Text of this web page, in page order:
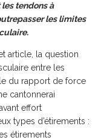
tendons à
les limites
article, la question
entre les
du rapport de force
cantonnerai
effort
types d’étirements :
étirements